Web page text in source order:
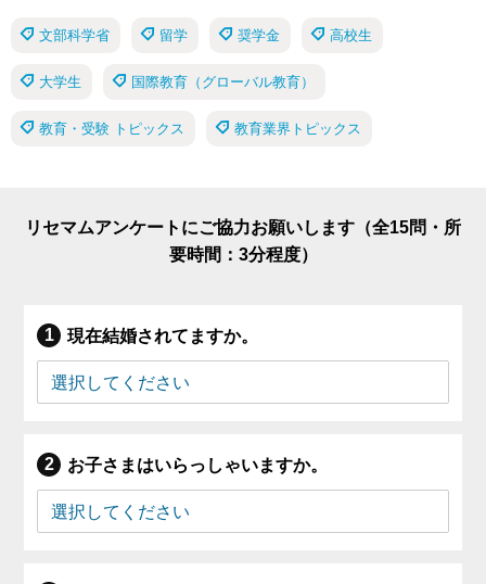
文部科学省 留学 奨学金 高校生
大学生 国際教育（グローバル教育）
教育・受験 トピックス 教育業界トピックス
リセマムアンケートにご協力お願いします（全15問・所
要時間：3分程度）
現在結婚されてますか。
お子さまはいらっしゃいますか。